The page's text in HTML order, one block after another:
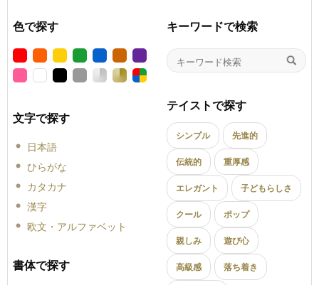
色で探す
文字で探す
日本語
ひらがな
カタカナ
漢字
欧文・アルファベット
書体で探す
キーワードで検索
テイストで探す
シンプル 先進的
伝統的 重厚感
エレガント 子どもらしさ
クール ポップ
親しみ 遊び心
高級感 落ち着き